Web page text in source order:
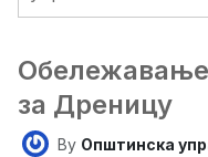
за Дреницу
By Општинска